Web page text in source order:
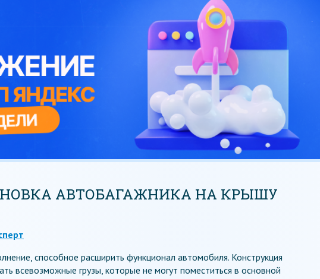
АВТОБАГАЖНИКА НА КРЫШУ
способное расширить функционал автомобиля. Конструкция
всевозможные грузы, которые не могут поместиться в основной